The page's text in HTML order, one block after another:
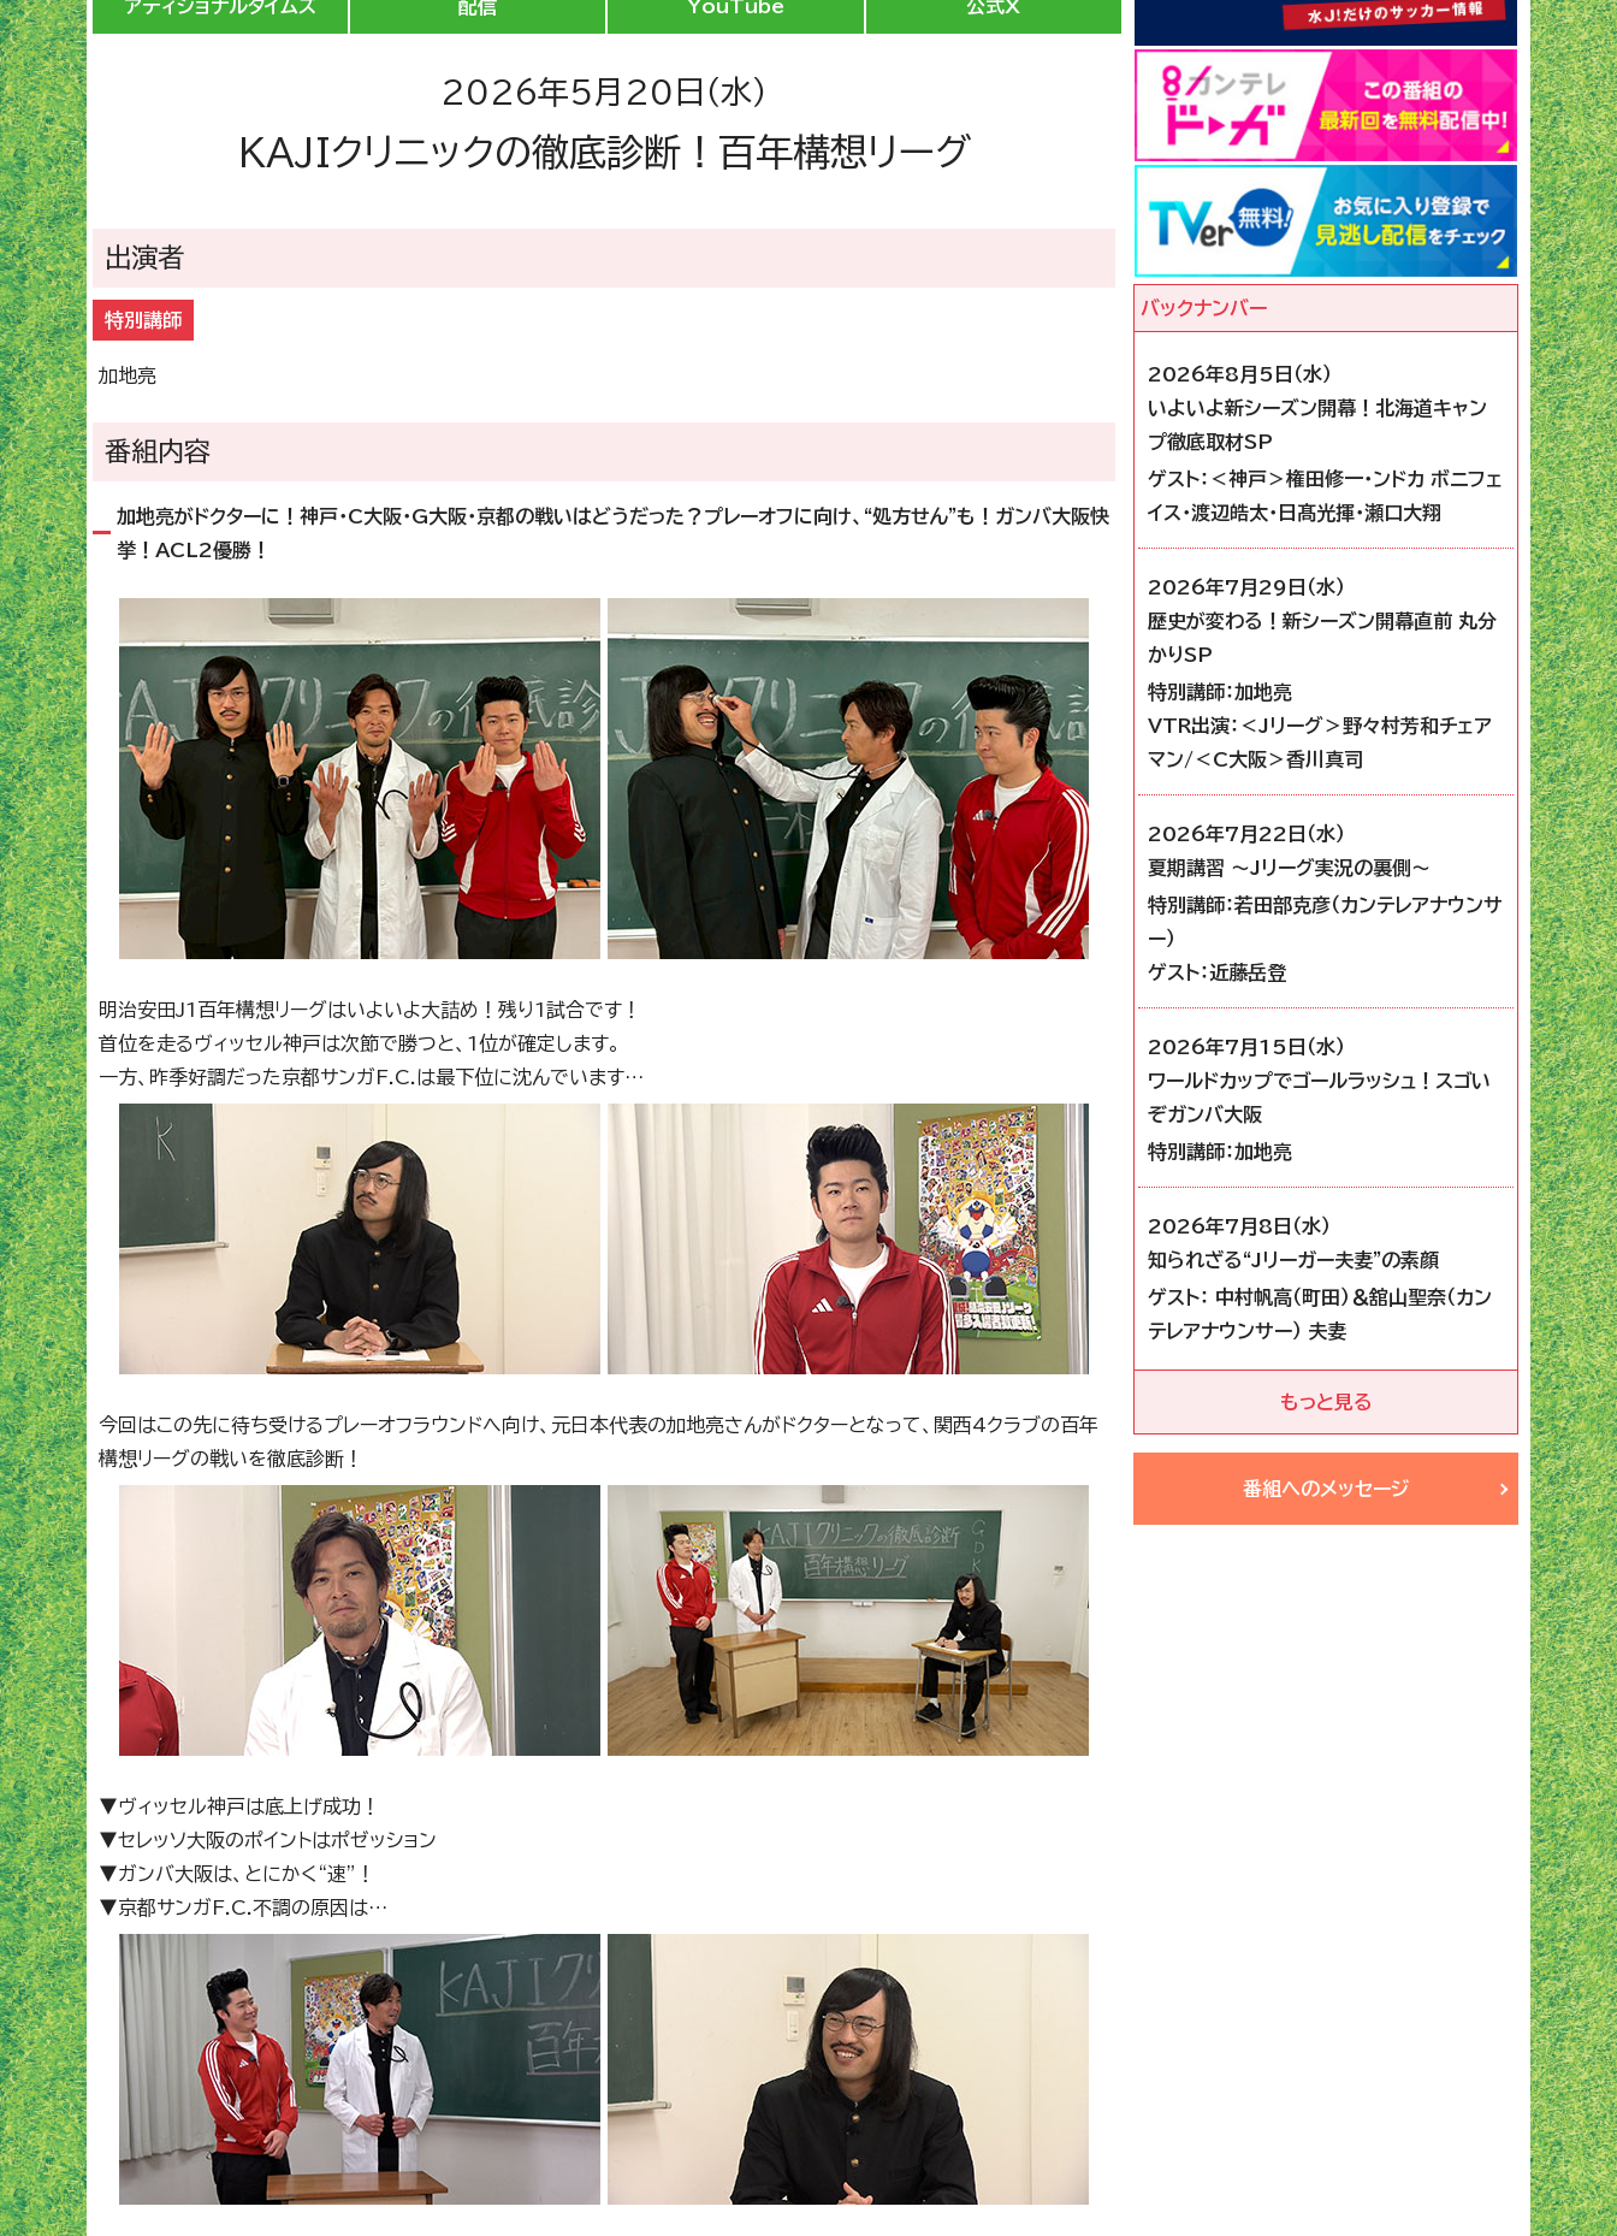
アディショナルタイムズ 配信 YouTube 公式X
2026年5月20日（水）
KAJIクリニックの徹底診断！百年構想リーグ
出演者
特別講師
加地亮
番組内容
加地亮がドクターに！神戸・C大阪・G大阪・京都の戦いはどうだった？プレーオフに向け、“処方せん”も！ガンバ大阪快
挙！ACL2優勝！
明治安田J1百年構想リーグはいよいよ大詰め！残り1試合です！
首位を走るヴィッセル神戸は次節で勝つと、1位が確定します。
一方、昨季好調だった京都サンガF.C.は最下位に沈んでいます…
今回はこの先に待ち受けるプレーオフラウンドへ向け、元日本代表の加地亮さんがドクターとなって、関西4クラブの百年
構想リーグの戦いを徹底診断！
▼ヴィッセル神戸は底上げ成功！
▼セレッソ大阪のポイントはポゼッション
▼ガンバ大阪は、とにかく“速”！
▼京都サンガF.C.不調の原因は…
2026年8月5日（水）
いよいよ新シーズン開幕！北海道キャン
プ徹底取材SP
ゲスト：＜神戸＞権田修一・ンドカ ボニフェ
イス・渡辺皓太・日髙光揮・瀬口大翔
2026年7月29日（水）
歴史が変わる！新シーズン開幕直前 丸分
かりSP
特別講師：加地亮
VTR出演：＜Jリーグ＞野々村芳和チェア
マン/＜C大阪＞香川真司
2026年7月22日（水）
夏期講習 ～Jリーグ実況の裏側～
特別講師：若田部克彦（カンテレアナウンサ
ー）
ゲスト：近藤岳登
2026年7月15日（水）
ワールドカップでゴールラッシュ！スゴい
ぞガンバ大阪
特別講師：加地亮
2026年7月8日（水）
知られざる“Jリーガー夫妻”の素顔
ゲスト： 中村帆高（町田）＆舘山聖奈（カン
テレアナウンサー） 夫妻
もっと見る
番組へのメッセージ